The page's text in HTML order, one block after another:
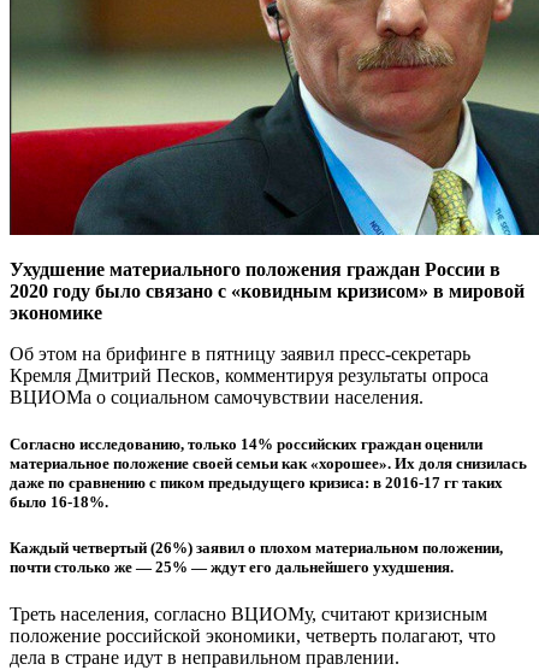
Ухудшение материального положения граждан России в
2020 году было связано с «ковидным кризисом» в мировой
экономике
Об этом на брифинге в пятницу заявил пресс-секретарь
Кремля Дмитрий Песков, комментируя результаты опроса
ВЦИОМа о социальном самочувствии населения.
Согласно исследованию, только 14% российских граждан оценили
материальное положение своей семьи как «хорошее». Их доля снизилась
даже по сравнению с пиком предыдущего кризиса: в 2016-17 гг таких
было 16-18%.
Каждый четвертый (26%) заявил о плохом материальном положении,
почти столько же — 25% — ждут его дальнейшего ухудшения.
Треть населения, согласно ВЦИОМу, считают кризисным
положение российской экономики, четверть полагают, что
дела в стране идут в неправильном правлении.